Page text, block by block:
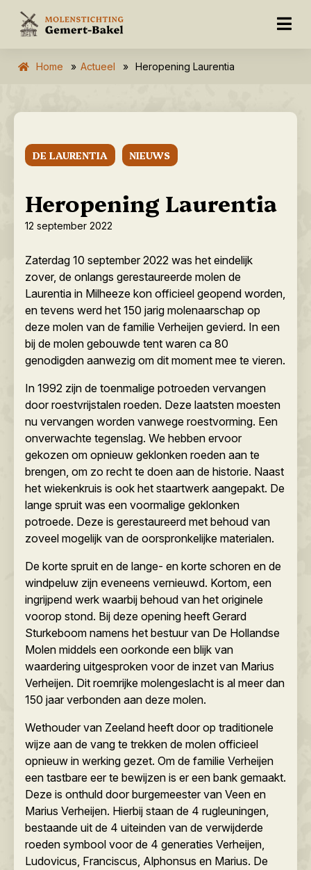
Home » Actueel » Heropening Laurentia
DE LAURENTIA NIEUWS
Heropening Laurentia
12 september 2022
Zaterdag 10 september 2022 was het eindelijk
zover, de onlangs gerestaureerde molen de
Laurentia in Milheeze kon officieel geopend worden,
en tevens werd het 150 jarig molenaarschap op
deze molen van de familie Verheijen gevierd. In een
bij de molen gebouwde tent waren ca 80
genodigden aanwezig om dit moment mee te vieren.
In 1992 zijn de toenmalige potroeden vervangen
door roestvrijstalen roeden. Deze laatsten moesten
nu vervangen worden vanwege roestvorming. Een
onverwachte tegenslag. We hebben ervoor
gekozen om opnieuw geklonken roeden aan te
brengen, om zo recht te doen aan de historie. Naast
het wiekenkruis is ook het staartwerk aangepakt. De
lange spruit was een voormalige geklonken
potroede. Deze is gerestaureerd met behoud van
zoveel mogelijk van de oorspronkelijke materialen.
De korte spruit en de lange- en korte schoren en de
windpeluw zijn eveneens vernieuwd. Kortom, een
ingrijpend werk waarbij behoud van het originele
voorop stond. Bij deze opening heeft Gerard
Sturkeboom namens het bestuur van De Hollandse
Molen middels een oorkonde een blijk van
waardering uitgesproken voor de inzet van Marius
Verheijen. Dit roemrijke molengeslacht is al meer dan
150 jaar verbonden aan deze molen.
Wethouder van Zeeland heeft door op traditionele
wijze aan de vang te trekken de molen officieel
opnieuw in werking gezet. Om de familie Verheijen
een tastbare eer te bewijzen is er een bank gemaakt.
Deze is onthuld door burgemeester van Veen en
Marius Verheijen. Hierbij staan de 4 rugleuningen,
bestaande uit de 4 uiteinden van de verwijderde
roeden symbool voor de 4 generaties Verheijen,
Ludovicus, Franciscus, Alphonsus en Marius. De